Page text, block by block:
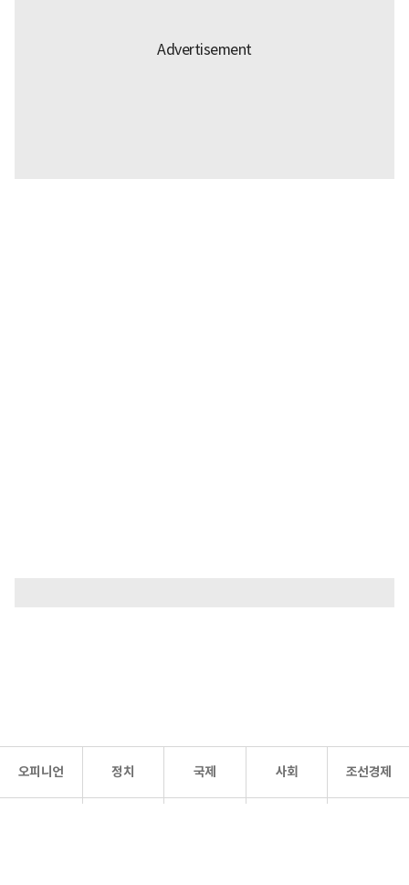
오피니언 정치 국제 사회 조선경제